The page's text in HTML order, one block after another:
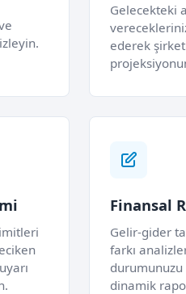
Gelecekteki
ederek
Finansal
Gelir-gider
farkı
dinamik